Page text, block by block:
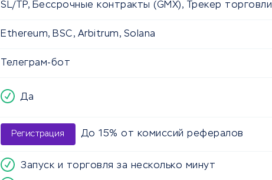
SL/TP, Бессрочные контракты (GMX), Трекер торговли
Ethereum, BSC, Arbitrum, Solana
Телеграм-бот
Да
Регистрация До 15% от комиссий рефералов
Запуск и торговля за несколько минут